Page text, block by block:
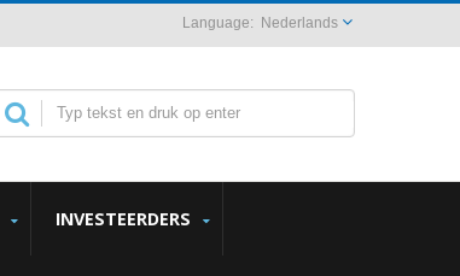
Nederlands
INVESTEERDERS